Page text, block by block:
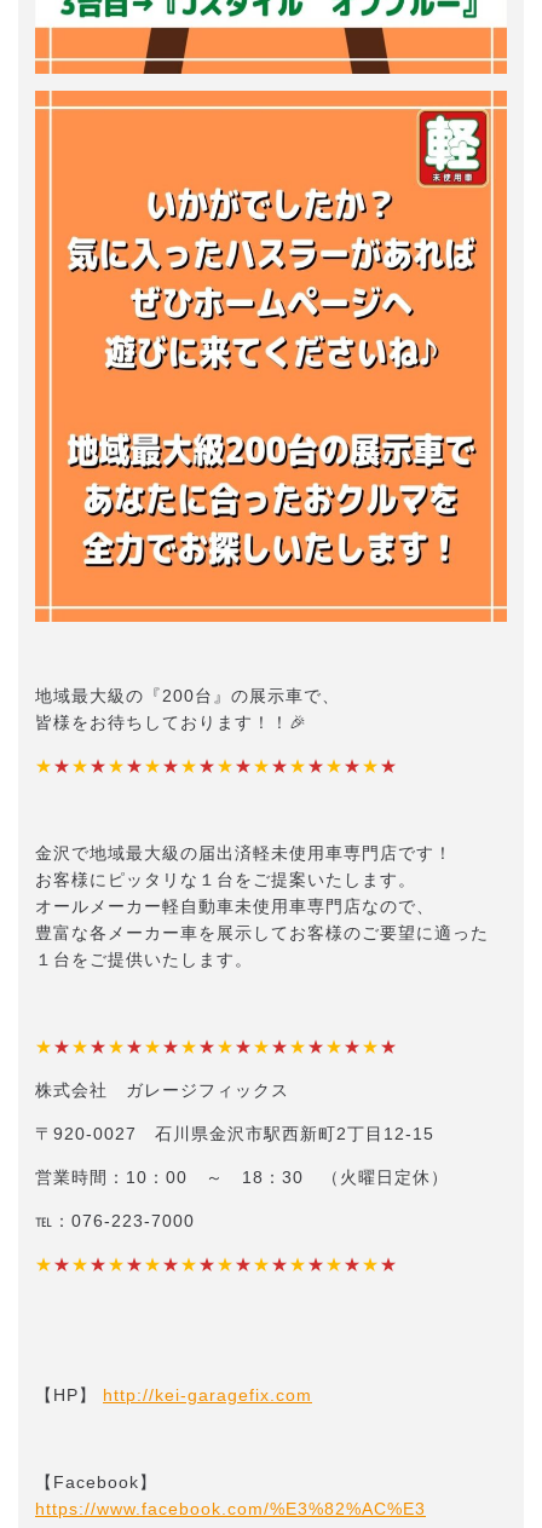
地域最大級の『200台』の展示車で、
皆様をお待ちしております！！🎉
★★★★★★★★★★★★★★★★★★★★
金沢で地域最大級の届出済軽未使用車専門店です！
お客様にピッタリな１台をご提案いたします。
オールメーカー軽自動車未使用車専門店なので、
豊富な各メーカー車を展示してお客様のご要望に適った
１台をご提供いたします。
★★★★★★★★★★★★★★★★★★★★
株式会社 ガレージフィックス
〒920-0027 石川県金沢市駅西新町2丁目12-15
営業時間：10：00 ～ 18：30 （火曜日定休）
℡：076-223-7000
★★★★★★★★★★★★★★★★★★★★
【HP】 http://kei-garagefix.com​​
【Facebook】
https://www.facebook.com/%E3%82%AC%E3